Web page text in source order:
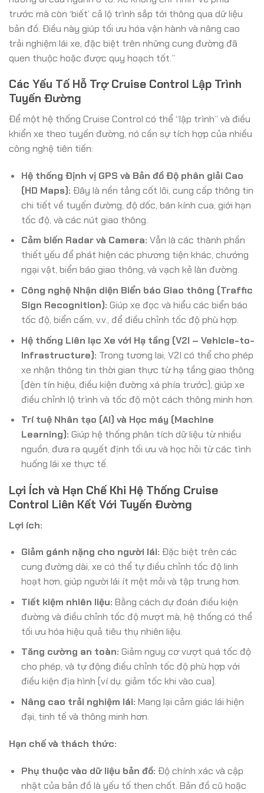
trước mà còn ‘biết’ cả lộ trình sắp tới thông qua dữ liệu
bản đồ. Điều này giúp tối ưu hóa vận hành và nâng cao
trải nghiệm lái xe, đặc biệt trên những cung đường đã
quen thuộc hoặc được quy hoạch tốt.”
Các Yếu Tố Hỗ Trợ Cruise Control Lập Trình
Tuyến Đường
Để một hệ thống Cruise Control có thể “lập trình” và điều
khiển xe theo tuyến đường, nó cần sự tích hợp của nhiều
công nghệ tiên tiến:
Hệ thống Định vị GPS và Bản đồ Độ phân giải Cao
(HD Maps): Đây là nền tảng cốt lõi, cung cấp thông tin
chi tiết về tuyến đường, độ dốc, bán kính cua, giới hạn
tốc độ, và các nút giao thông.
Cảm biến Radar và Camera: Vẫn là các thành phần
thiết yếu để phát hiện các phương tiện khác, chướng
ngại vật, biển báo giao thông, và vạch kẻ làn đường.
Công nghệ Nhận diện Biển báo Giao thông (Traffic
Sign Recognition): Giúp xe đọc và hiểu các biển báo
tốc độ, biển cấm, v.v., để điều chỉnh tốc độ phù hợp.
Hệ thống Liên lạc Xe với Hạ tầng (V2I – Vehicle-to-
Infrastructure): Trong tương lai, V2I có thể cho phép
xe nhận thông tin thời gian thực từ hạ tầng giao thông
(đèn tín hiệu, điều kiện đường xá phía trước), giúp xe
điều chỉnh lộ trình và tốc độ một cách thông minh hơn.
Trí tuệ Nhân tạo (AI) và Học máy (Machine
Learning): Giúp hệ thống phân tích dữ liệu từ nhiều
nguồn, đưa ra quyết định tối ưu và học hỏi từ các tình
huống lái xe thực tế.
Lợi Ích và Hạn Chế Khi Hệ Thống Cruise
Control Liên Kết Với Tuyến Đường
Lợi ích:
Giảm gánh nặng cho người lái: Đặc biệt trên các
cung đường dài, xe có thể tự điều chỉnh tốc độ linh
hoạt hơn, giúp người lái ít mệt mỏi và tập trung hơn.
Tiết kiệm nhiên liệu: Bằng cách dự đoán điều kiện
đường và điều chỉnh tốc độ mượt mà, hệ thống có thể
tối ưu hóa hiệu quả tiêu thụ nhiên liệu.
Tăng cường an toàn: Giảm nguy cơ vượt quá tốc độ
cho phép, và tự động điều chỉnh tốc độ phù hợp với
điều kiện địa hình (ví dụ: giảm tốc khi vào cua).
Nâng cao trải nghiệm lái: Mang lại cảm giác lái hiện
đại, tinh tế và thông minh hơn.
Hạn chế và thách thức:
Phụ thuộc vào dữ liệu bản đồ: Độ chính xác và cập
nhật của bản đồ là yếu tố then chốt. Bản đồ cũ hoặc